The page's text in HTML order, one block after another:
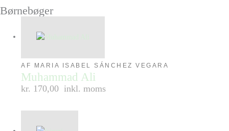
Børnebøger
AF MARIA ISABEL SÁNCHEZ VEGARA
Muhammad Ali
kr. 170,00 inkl. moms